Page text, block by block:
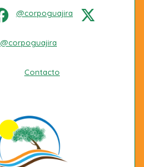
@corpoguajira
@corpoguajira
Contacto